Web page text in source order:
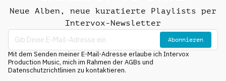
Neue Alben, neue kuratierte Playlists per
Intervox-Newsletter
Abonnieren
Mit dem Senden meiner E-Mail-Adresse erlaube ich Intervox
Production Music, mich im Rahmen der AGBs und
Datenschutzrichtlinien zu kontaktieren.